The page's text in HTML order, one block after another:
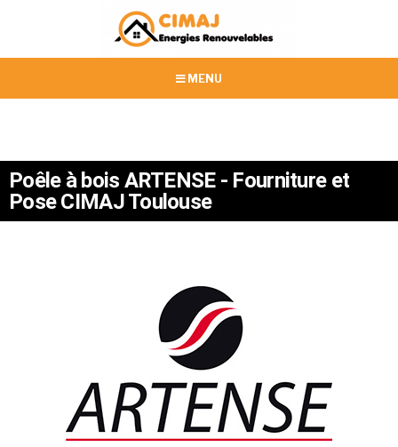
MENU
Poêle à bois ARTENSE - Fourniture et
Pose CIMAJ Toulouse